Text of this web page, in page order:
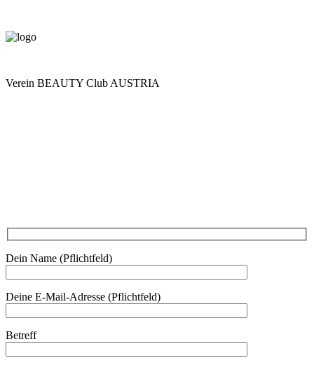
Verein BEAUTY Club AUSTRIA
Dein Name (Pflichtfeld)
Deine E-Mail-Adresse (Pflichtfeld)
Betreff